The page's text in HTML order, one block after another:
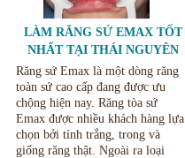
LÀM RĂNG SỨ EMAX TỐT
NHẤT TẠI THÁI NGUYÊN
Răng sứ Emax là một dòng răng
toàn sứ cao cấp đang được ưu
chộng hiện nay. Răng tòa sứ
Emax được nhiều khách hàng lựa
chọn bởi tính trắng, trong và
giống răng thật. Ngoài ra loại